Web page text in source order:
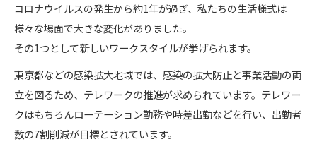
コロナウイルスの発生から約1年が過ぎ、私たちの生活様式は
様々な場面で大きな変化がありました。
その1つとして新しいワークスタイルが挙げられます。
東京都などの感染拡大地域では、感染の拡大防止と事業活動の両
立を図るため、テレワークの推進が求められています。テレワー
クはもちろんローテーション勤務や時差出勤などを行い、出勤者
数の7割削減が目標とされています。